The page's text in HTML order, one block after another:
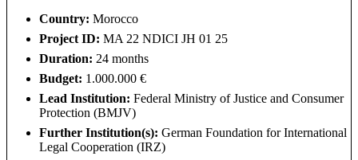
Country: Morocco
Project ID: MA 22 NDICI JH 01 25
Duration: 24 months
Budget: 1.000.000 €
Lead Institution: Federal Ministry of Justice and Consumer
Protection (BMJV)
Further Institution(s): German Foundation for International
Legal Cooperation (IRZ)